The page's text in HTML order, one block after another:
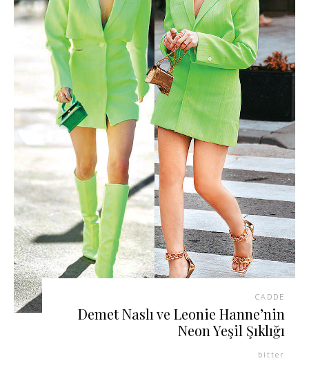
CADDE
Demet Naslı ve Leonie Hanne’nin
Neon Yeşil Şıklığı
bitter